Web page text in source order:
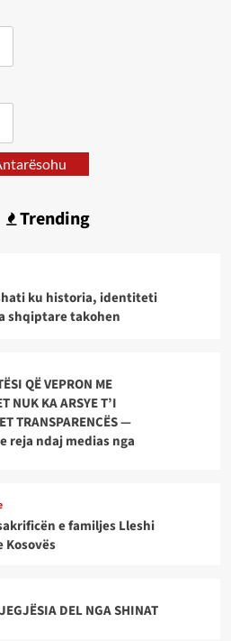
Trending
ku historia, identiteti
shqiptare takohen
QË VEPRON ME
NUK KA ARSYE T’I
TRANSPARENCËS —
reja ndaj medias nga
e familjes Lleshi
Kosovës
DEL NGA SHINAT